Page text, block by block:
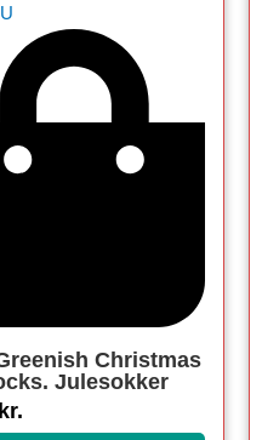
Christmas
Julesokker
kr.